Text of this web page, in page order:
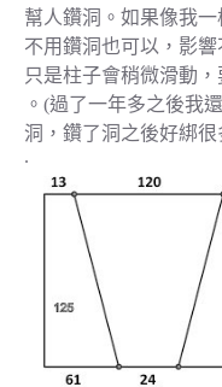
幫人鑽洞。如果像我
不用鑽洞也可以，影
只是柱子會稍微滑動
。(過了一年多之後我
洞，鑽了洞之後好綁很
.